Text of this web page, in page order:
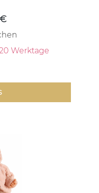
Werktage